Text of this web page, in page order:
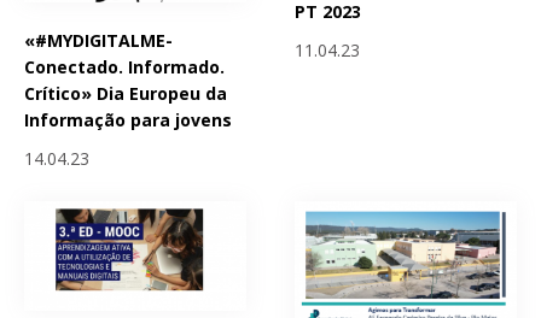
«#MYDIGITALME-
Conectado. Informado.
Crítico» Dia Europeu da
Informação para jovens
14.04.23
PT 2023
11.04.23